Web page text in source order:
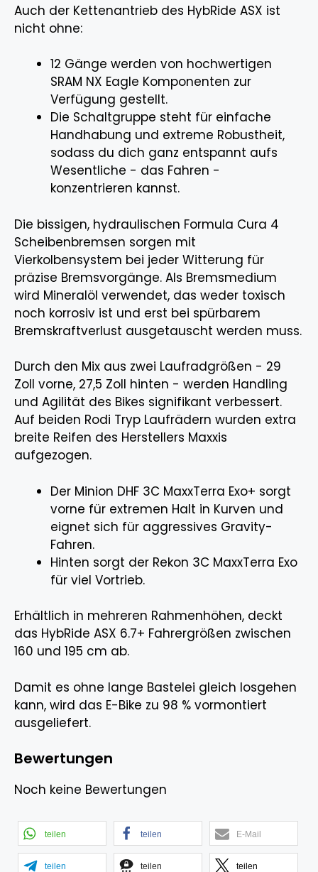
Auch der Kettenantrieb des HybRide ASX ist
nicht ohne:
12 Gänge werden von hochwertigen
SRAM NX Eagle Komponenten zur
Verfügung gestellt.
Die Schaltgruppe steht für einfache
Handhabung und extreme Robustheit,
sodass du dich ganz entspannt aufs
Wesentliche - das Fahren -
konzentrieren kannst.
Die bissigen, hydraulischen Formula Cura 4
Scheibenbremsen sorgen mit
Vierkolbensystem bei jeder Witterung für
präzise Bremsvorgänge. Als Bremsmedium
wird Mineralöl verwendet, das weder toxisch
noch korrosiv ist und erst bei spürbarem
Bremskraftverlust ausgetauscht werden muss.
Durch den Mix aus zwei Laufradgrößen - 29
Zoll vorne, 27,5 Zoll hinten - werden Handling
und Agilität des Bikes signifikant verbessert.
Auf beiden Rodi Tryp Laufrädern wurden extra
breite Reifen des Herstellers Maxxis
aufgezogen.
Der Minion DHF 3C MaxxTerra Exo+ sorgt
vorne für extremen Halt in Kurven und
eignet sich für aggressives Gravity-
Fahren.
Hinten sorgt der Rekon 3C MaxxTerra Exo
für viel Vortrieb.
Erhältlich in mehreren Rahmenhöhen, deckt
das HybRide ASX 6.7+ Fahrergrößen zwischen
160 und 195 cm ab.
Damit es ohne lange Bastelei gleich losgehen
kann, wird das E-Bike zu 98 % vormontiert
ausgeliefert.
Bewertungen
Noch keine Bewertungen
teilen teilen E-Mail
teilen teilen teilen